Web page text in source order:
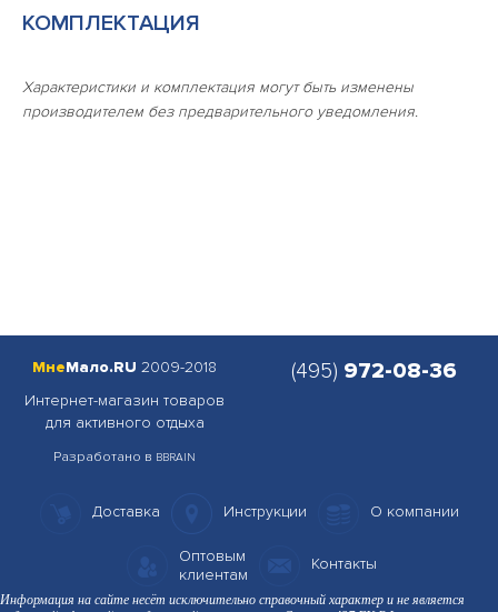
КОМПЛЕКТАЦИЯ
Характеристики и комплектация могут быть изменены
производителем без предварительного уведомления.
(495) 972-08-36
МнеМало.RU 2009-2018
Интернет-магазин товаров
для активного отдыха
Разработано в BBRAIN
Доставка Инструкции О компании
Оптовым
клиентам
Контакты
Информация на сайте несёт исключительно справочный характер и не является